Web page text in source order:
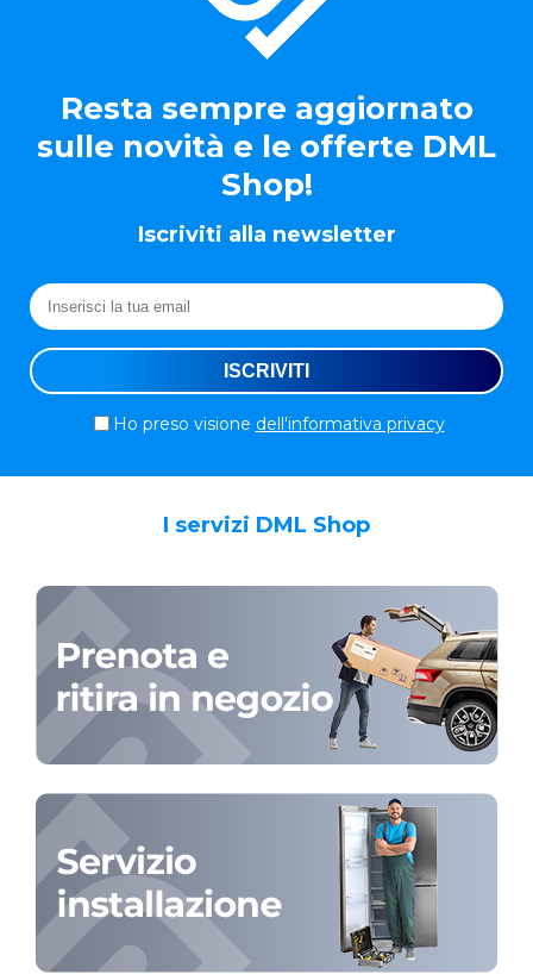
Resta sempre aggiornato
sulle novità e le offerte DML
Shop!
Iscriviti alla newsletter
Ho preso visione dell'informativa privacy
I servizi DML Shop